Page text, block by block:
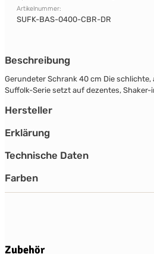
Artikelnummer:
SUFK-BAS-0400-CBR-DR
Beschreibung
Gerundeter Schrank 40 cm Die
Suffolk-Serie setzt auf dezentes, Shaker-
Hersteller
Erklärung
Technische Daten
Farben
Produktgalerie überspringen
Zubehör